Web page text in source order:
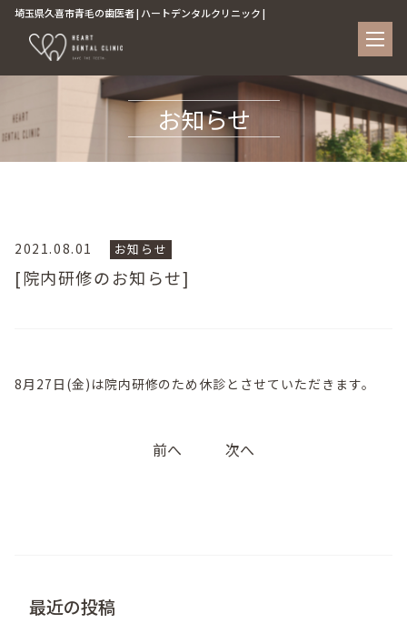
埼玉県久喜市青毛の歯医者 | ハートデンタルクリニック |
お知らせ
2021.08.01 お知らせ
[院内研修のお知らせ]
8月27日(金)は院内研修のため休診とさせていただきます。
前へ 次へ
最近の投稿